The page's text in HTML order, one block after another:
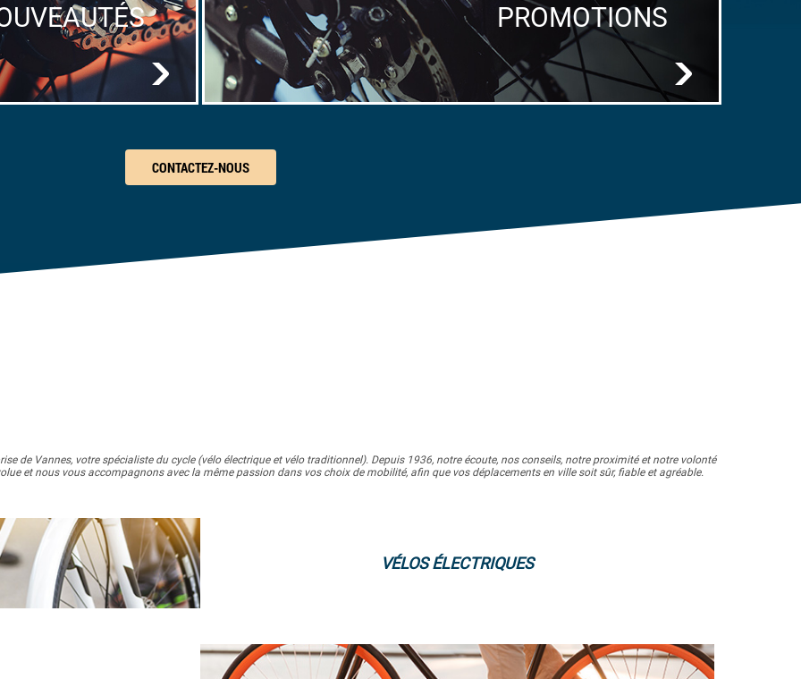
PROMOTIONS
CONTACTEZ-NOUS
de Vannes, votre spécialiste du cycle (vélo électrique et vélo traditionnel). Depuis 1936, notre écoute, nos conseils, notre proximité et notre volonté
et nous vous accompagnons avec la même passion dans vos choix de mobilité, afin que vos déplacements en ville soit sûr, fiable et agréable.
VÉLOS ÉLECTRIQUES